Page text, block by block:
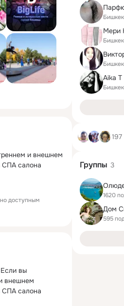
и внешнем
СПА салона
доступным
вы
внешнем
СПА салона
Мери
Aika T
Группы 3
1620
Дом
595